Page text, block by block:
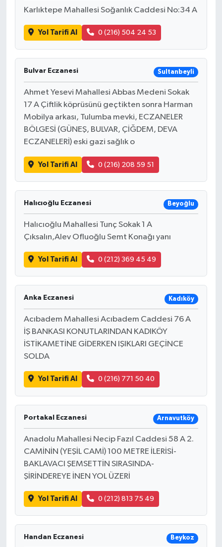
Karlıktepe Mahallesi Soğanlık Caddesi No:34 A
Yol Tarifi Al 0 (216) 504 24 53
Bulvar Eczanesi Sultanbeyli
Ahmet Yesevi Mahallesi Abbas Medeni Sokak
17 A Çiftlik köprüsünü geçtikten sonra Harman
Mobilya arkası, Tulumba mevki, ECZANELER
BÖLGESİ (GÜNEŞ, BULVAR, ÇİĞDEM, DEVA
ECZANELERİ) eski gazi sağlık o
Yol Tarifi Al 0 (216) 208 59 51
Halıcıoğlu Eczanesi Beyoğlu
Halıcıoğlu Mahallesi Tunç Sokak 1 A
Çıksalın,Alev Ofluoğlu Semt Konağı yanı
Yol Tarifi Al 0 (212) 369 45 49
Anka Eczanesi Kadıköy
Acıbadem Mahallesi Acıbadem Caddesi 76 A
İŞ BANKASI KONUTLARINDAN KADIKÖY
İSTİKAMETİNE GİDERKEN IŞIKLARI GEÇİNCE
SOLDA
Yol Tarifi Al 0 (216) 771 50 40
Portakal Eczanesi Arnavutköy
Anadolu Mahallesi Necip Fazıl Caddesi 58 A 2.
CAMİNİN (YEŞİL CAMİ) 100 METRE İLERİSİ-
BAKLAVACI ŞEMSETTİN SIRASINDA-
ŞİRİNDEREYE İNEN YOL ÜZERİ
Yol Tarifi Al 0 (212) 813 75 49
Handan Eczanesi Beykoz